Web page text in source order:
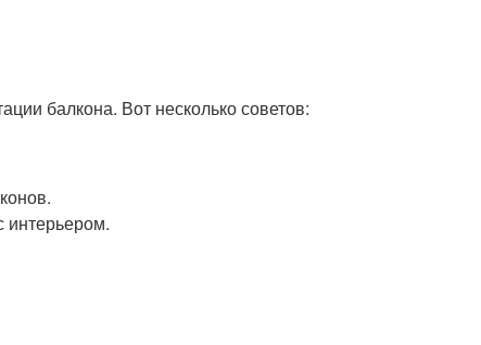
балкона. Вот несколько советов:
интерьером.